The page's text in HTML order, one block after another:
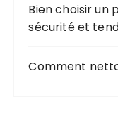
Bien choisir un
sécurité et
Comment